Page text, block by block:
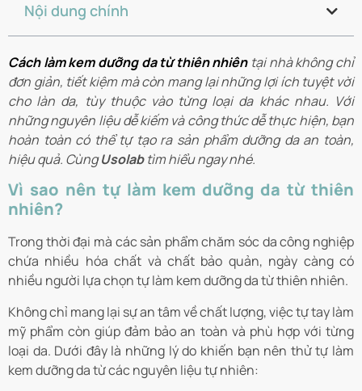
Nội dung chính
Cách làm kem dưỡng da từ thiên nhiêntại nhà không chỉ
đơn giản, tiết kiệm mà còn mang lại những lợi ích tuyệt vời
cho làn da, tùy thuộc vào từng loại da khác nhau. Với
những nguyên liệu dễ kiếm và công thức dễ thực hiện, bạn
hoàn toàn có thể tự tạo ra sản phẩm dưỡng da an toàn,
hiệu quả. CùngUsolabtìm hiểu ngay nhé.
Vì sao nên tự làm kem dưỡng da từ thiên
nhiên?
Trong thời đại mà các sản phẩm chăm sóc da công nghiệp
chứa nhiều hóa chất và chất bảo quản, ngày càng có
nhiều người lựa chọn tự làm kem dưỡng da từ thiên nhiên.
Không chỉ mang lại sự an tâm về chất lượng, việc tự tay làm
mỹ phẩm còn giúp đảm bảo an toàn và phù hợp với từng
loại da. Dưới đây là những lý do khiến bạn nên thử tự làm
kem dưỡng da từ các nguyên liệu tự nhiên: